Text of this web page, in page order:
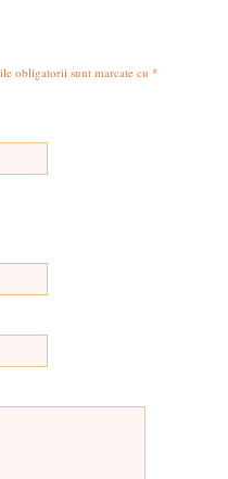
obligatorii sunt marcate cu *